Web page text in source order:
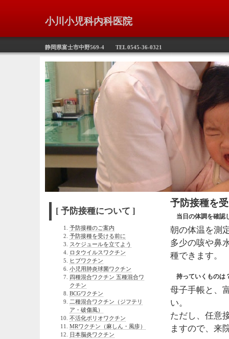
小川小児科内科医院
静岡県富士市中野569-4 TEL 0545-36-0321
予防接種を
当日の体調を確認
朝の体温を測
多少の咳や鼻
種できます。
持っていくものは
母子手帳と、
い。
ただし、任意
ますので、来
[ 予防接種について ]
予防接種のご案内
予防接種を受ける前に
スケジュールを立てよう
ロタウイルスワクチン
ヒブワクチン
小児用肺炎球菌ワクチン
四種混合ワクチン 五種混合ワ
クチン
BCGワクチン
二種混合ワクチン（ジフテリ
ア・破傷風）
不活化ポリオワクチン
MRワクチン（麻しん・風疹）
日本脳炎ワクチン